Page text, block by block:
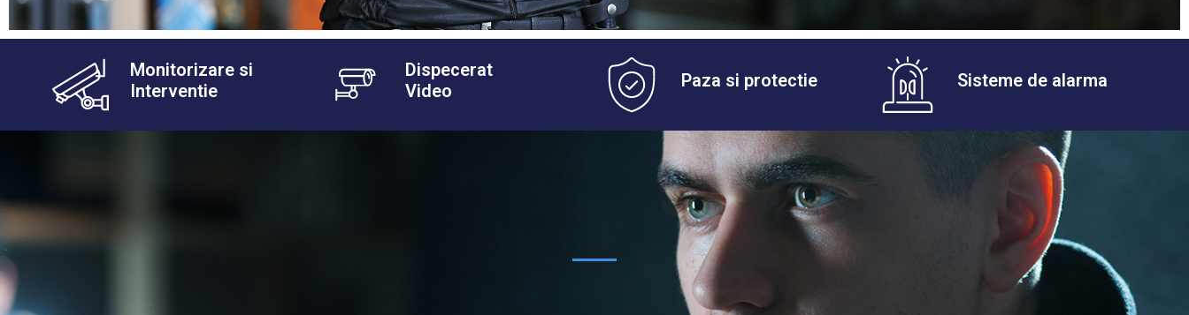
Monitorizare si
Interventie
Dispecerat
Video
Paza si protectie Sisteme de alarma